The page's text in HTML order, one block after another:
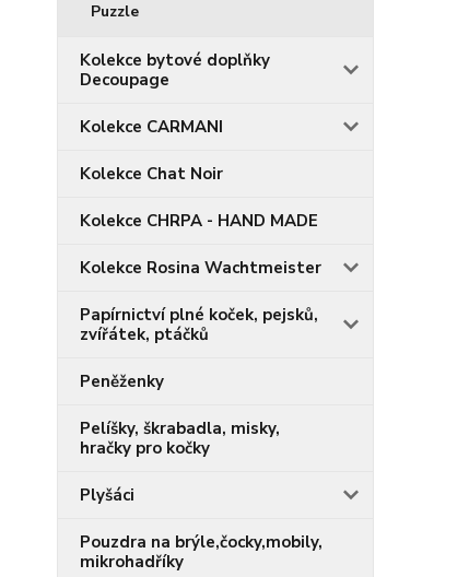
Puzzle
Kolekce bytové doplňky
Decoupage
Kolekce CARMANI
Kolekce Chat Noir
Kolekce CHRPA - HAND MADE
Kolekce Rosina Wachtmeister
Papírnictví plné koček, pejsků,
zvířátek, ptáčků
Peněženky
Pelíšky, škrabadla, misky,
hračky pro kočky
Plyšáci
Pouzdra na brýle,čocky,mobily,
mikrohadříky